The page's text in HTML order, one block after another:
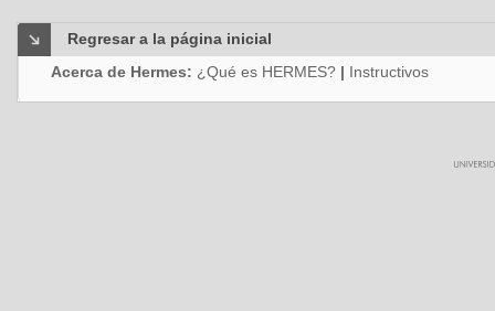
Regresar a la página inicial
Acerca de Hermes: ¿Qué es HERMES? | Instructivos